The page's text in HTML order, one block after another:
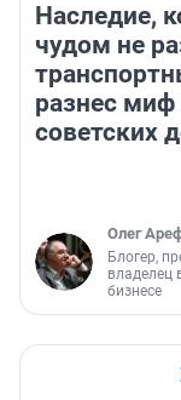
Наследие,
чудом не
разнес миф
советских
Олег
Блогер,
владелец
бизнесе